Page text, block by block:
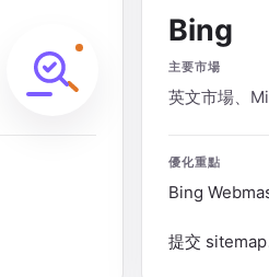
Bing
主要市場
英文市場、
優化重點
Bing
提交